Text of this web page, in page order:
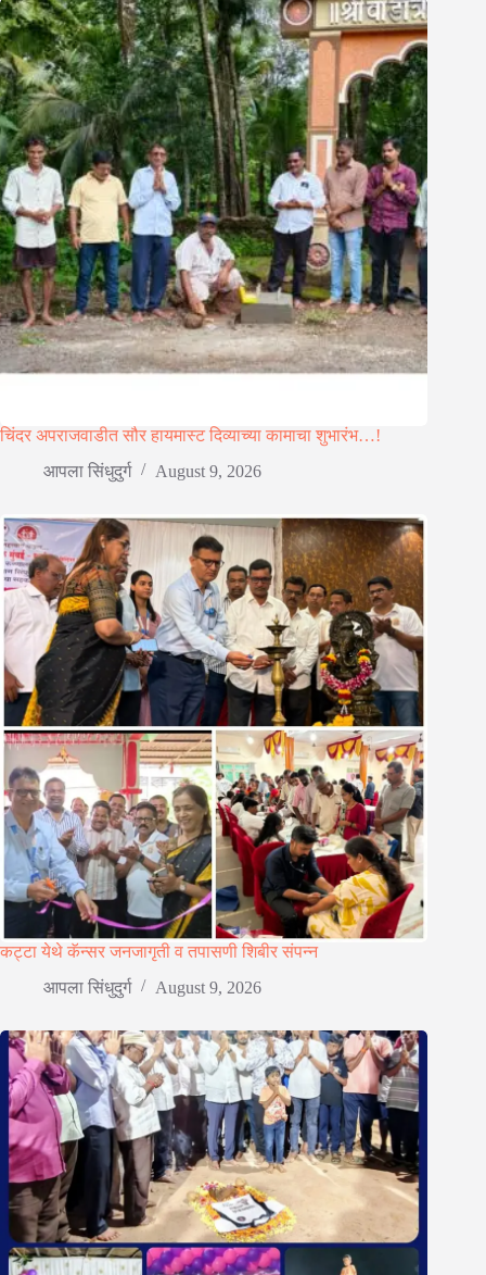
चिंदर अपराजवाडीत सौर हायमास्ट दिव्याच्या कामाचा शुभारंभ…!
आपला सिंधुदुर्ग
August 9, 2026
कट्टा येथे कॅन्सर जनजागृती व तपासणी शिबीर संपन्न
आपला सिंधुदुर्ग
August 9, 2026